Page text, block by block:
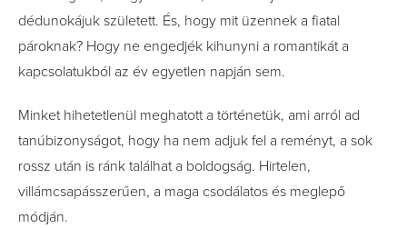
dédunokájuk született. És, hogy mit üzennek a fiatal
pároknak? Hogy ne engedjék kihunyni a romantikát a
kapcsolatukból az év egyetlen napján sem.
Minket hihetetlenül meghatott a történetük, ami arról ad
tanúbizonyságot, hogy ha nem adjuk fel a reményt, a sok
rossz után is ránk találhat a boldogság. Hirtelen,
villámcsapásszerűen, a maga csodálatos és meglepő
módján.